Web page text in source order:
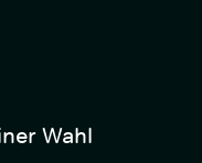
Wahl